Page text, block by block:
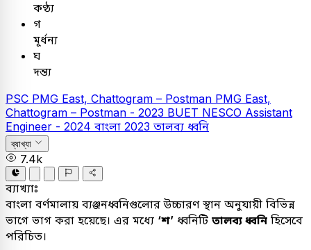
কণ্ঠ্য
গ
মূর্ধন্য
ঘ
দন্ত্য
PSC PMG East, Chattogram – Postman PMG East,
Chattogram – Postman - 2023 BUET NESCO Assistant
Engineer - 2024 বাংলা 2023 তালব্য ধ্বনি
ব্যাখ্যা
7.4k
ব্যাখ্যাঃ
বাংলা বর্ণমালায় ব্যঞ্জনধ্বনিগুলোর উচ্চারণ স্থান অনুযায়ী বিভিন্ন
ভাগে ভাগ করা হয়েছে। এর মধ্যে ‘শ’ ধ্বনিটি তালব্য ধ্বনি হিসেবে
পরিচিত।